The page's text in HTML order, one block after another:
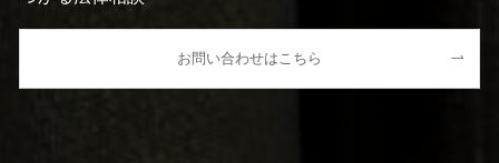
お問い合わせはこちら